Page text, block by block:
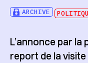
ARCHIVE
L’annonce par la
report de la visite